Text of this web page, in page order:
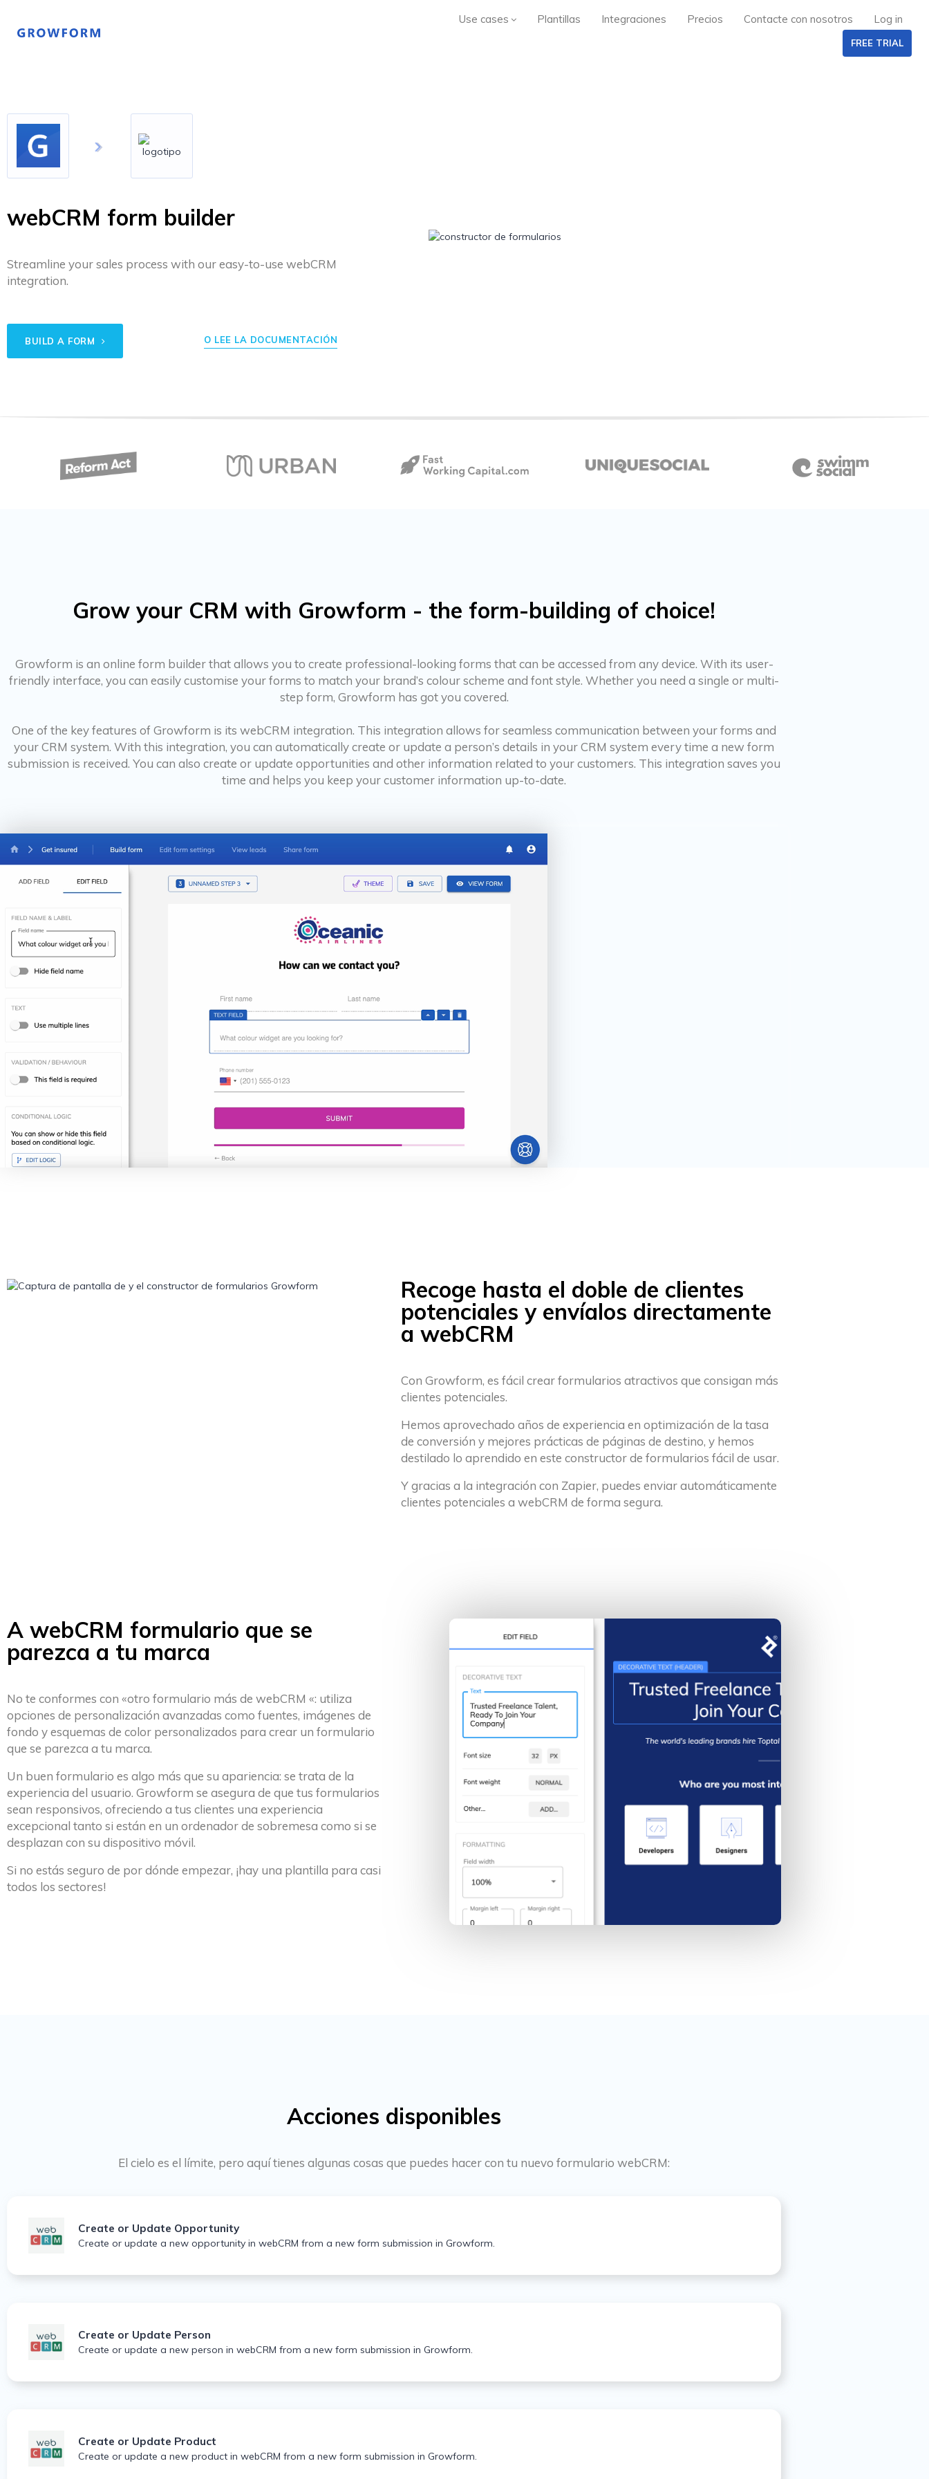
Use cases Plantillas Integraciones Precios Contacte con nosotros Log in
FREE TRIAL
webCRM form builder
Streamline your sales process with our easy-to-use webCRM
integration.
BUILD A FORM O LEE LA DOCUMENTACIÓN
Grow your CRM with Growform - the form-building of choice!
Growform is an online form builder that allows you to create professional-looking forms that can be accessed from any device. With its user-
friendly interface, you can easily customise your forms to match your brand’s colour scheme and font style. Whether you need a single or multi-
step form, Growform has got you covered.
One of the key features of Growform is its webCRM integration. This integration allows for seamless communication between your forms and
your CRM system. With this integration, you can automatically create or update a person’s details in your CRM system every time a new form
submission is received. You can also create or update opportunities and other information related to your customers. This integration saves you
time and helps you keep your customer information up-to-date.
Recoge hasta el doble de clientes
potenciales y envíalos directamente
a webCRM
Con Growform, es fácil crear formularios atractivos que consigan más
clientes potenciales.
Hemos aprovechado años de experiencia en optimización de la tasa
de conversión y mejores prácticas de páginas de destino, y hemos
destilado lo aprendido en este constructor de formularios fácil de usar.
Y gracias a la integración con Zapier, puedes enviar automáticamente
clientes potenciales a webCRM de forma segura.
A webCRM formulario que se
parezca a tu marca
No te conformes con «otro formulario más de webCRM «: utiliza
opciones de personalización avanzadas como fuentes, imágenes de
fondo y esquemas de color personalizados para crear un formulario
que se parezca a tu marca.
Un buen formulario es algo más que su apariencia: se trata de la
experiencia del usuario. Growform se asegura de que tus formularios
sean responsivos, ofreciendo a tus clientes una experiencia
excepcional tanto si están en un ordenador de sobremesa como si se
desplazan con su dispositivo móvil.
Si no estás seguro de por dónde empezar, ¡hay una plantilla para casi
todos los sectores!
Acciones disponibles
El cielo es el límite, pero aquí tienes algunas cosas que puedes hacer con tu nuevo formulario webCRM:
Create or Update Opportunity
Create or update a new opportunity in webCRM from a new form submission in Growform.
Create or Update Person
Create or update a new person in webCRM from a new form submission in Growform.
Create or Update Product
Create or update a new product in webCRM from a new form submission in Growform.